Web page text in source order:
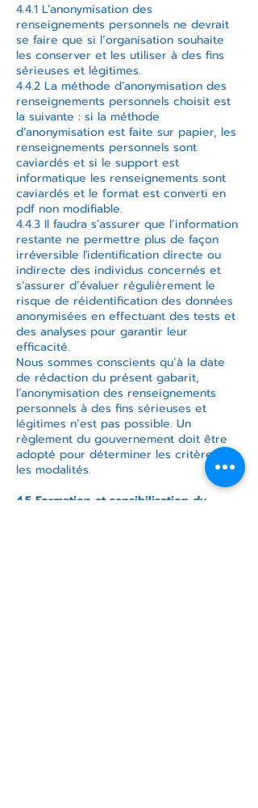
4.4.1 L’anonymisation des
renseignements personnels ne devrait
se faire que si l’organisation souhaite
les conserver et les utiliser à des fins
sérieuses et légitimes.
4.4.2 La méthode d’anonymisation des
renseignements personnels choisit est
la suivante : si la méthode
d’anonymisation est faite sur papier, les
renseignements personnels sont
caviardés et si le support est
informatique les renseignements sont
caviardés et le format est converti en
pdf non modifiable.
4.4.3 Il faudra s’assurer que l’information
restante ne permettre plus de façon
irréversible l'identification directe ou
indirecte des individus concernés et
s’assurer d’évaluer régulièrement le
risque de réidentification des données
anonymisées en effectuant des tests et
des analyses pour garantir leur
efficacité.
Nous sommes conscients qu’à la date
de rédaction du présent gabarit,
l’anonymisation des renseignements
personnels à des fins sérieuses et
légitimes n’est pas possible. Un
règlement du gouvernement doit être
adopté pour déterminer les critères et
les modalités.
4.5 Formation et sensibilisation du